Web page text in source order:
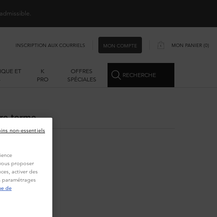
INSCRIPTION AUX COURRIELS MON COMPTE MON PANIER 0
0 PRODUCT IN CART
ET
K
PRO
OFFRES
SPÉCIALES
RECHERCHE
terme.
proposer
activer des
paramétrages
de
non-essentiels